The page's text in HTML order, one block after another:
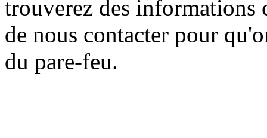
trouverez des informations
de nous contacter pour
du pare-feu.